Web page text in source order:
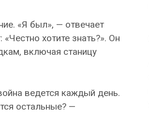
«Я был», — отвечает
хотите знать?». Он
включая станицу
ведется каждый день.
остальные? —